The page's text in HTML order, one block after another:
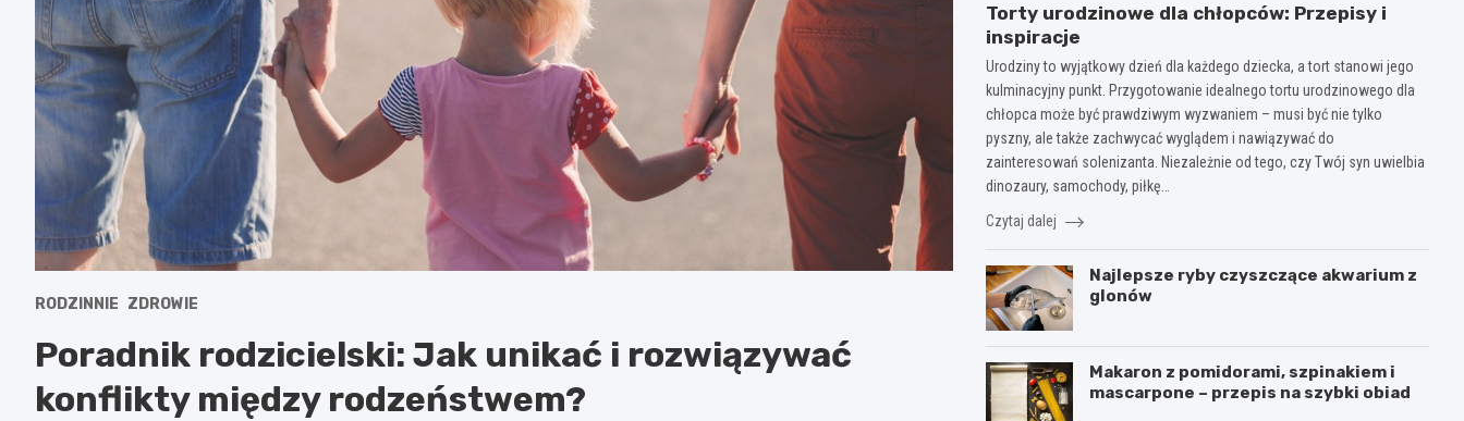
RODZINNIE ZDROWIE
Poradnik rodzicielski: Jak unikać i rozwiązywać
konflikty między rodzeństwem?
Torty urodzinowe dla chłopców: Przepisy i
inspiracje
Urodziny to wyjątkowy dzień dla każdego dziecka, a tort stanowi jego
kulminacyjny punkt. Przygotowanie idealnego tortu urodzinowego dla
chłopca może być prawdziwym wyzwaniem – musi być nie tylko
pyszny, ale także zachwycać wyglądem i nawiązywać do
zainteresowań solenizanta. Niezależnie od tego, czy Twój syn uwielbia
dinozaury, samochody, piłkę…
Czytaj dalej
Najlepsze ryby czyszczące akwarium z
glonów
Makaron z pomidorami, szpinakiem i
mascarpone – przepis na szybki obiad